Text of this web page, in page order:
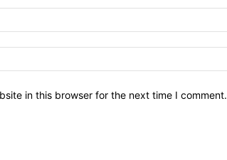
in this browser for the next time I comment.